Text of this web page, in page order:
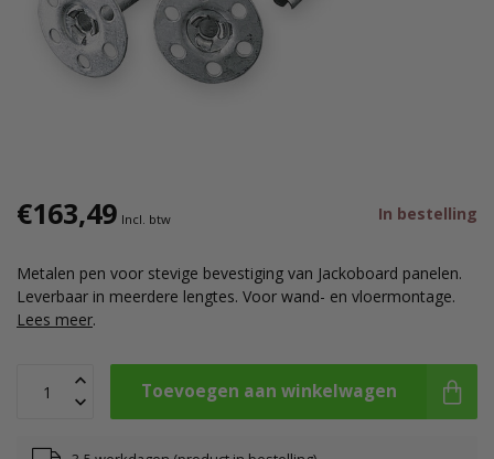
€163,49 Incl. btw In bestelling
Metalen pen voor stevige bevestiging van Jackoboard panelen.
Leverbaar in meerdere lengtes. Voor wand- en vloermontage.
Lees meer.
Toevoegen aan winkelwagen